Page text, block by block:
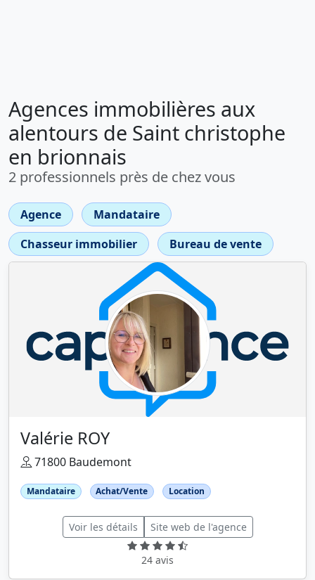
Agences immobilières aux
alentours de Saint christophe
en brionnais
2 professionnels près de chez vous
Agence
Mandataire
Chasseur immobilier
Bureau de vente
Valérie ROY
71800 Baudemont
Mandataire Achat/Vente Location
Voir les détails Site web de l'agence
24 avis